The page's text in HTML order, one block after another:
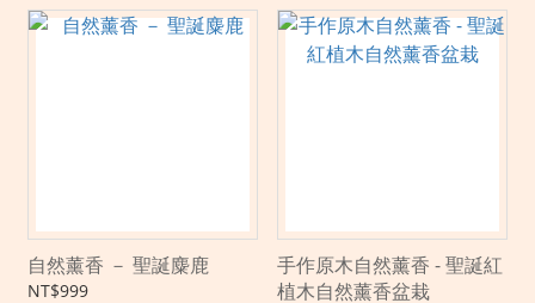
自然薰香 － 聖誕麋鹿
NT$999
手作原木自然薰香 - 聖誕紅
植木自然薰香盆栽